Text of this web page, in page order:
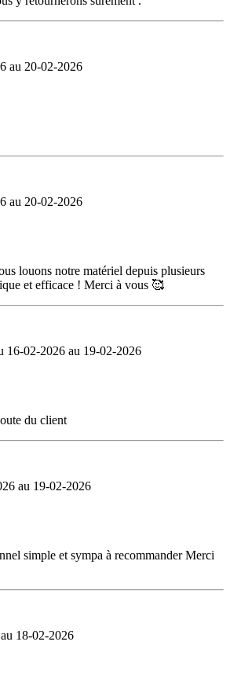
au 20-02-2026
au 20-02-2026
louons notre matériel depuis plusieurs
et efficace ! Merci à vous 🥰
16-02-2026 au 19-02-2026
du client
au 19-02-2026
simple et sympa à recommander Merci
18-02-2026